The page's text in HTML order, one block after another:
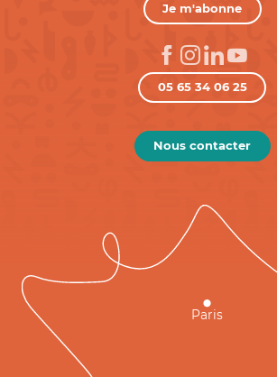
Je m'abonne
05 65 34 06 25
Nous contacter
Paris